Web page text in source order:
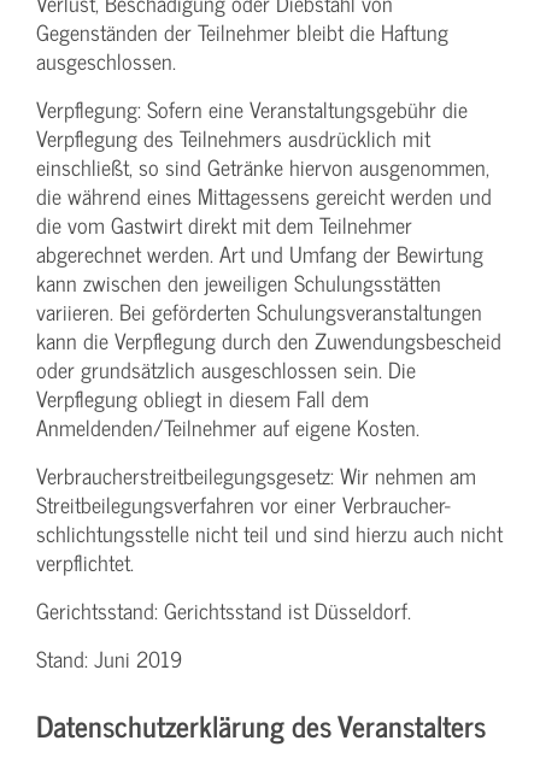
Gegenständen der Teilnehmer bleibt die Haftung
ausgeschlossen.
Verpflegung: Sofern eine Veranstaltungs­gebühr die
Verpflegung des Teilnehmers ausdrücklich mit
einschließt, so sind Getränke hiervon ausgenommen,
die während eines Mittagessens gereicht werden und
die vom Gastwirt direkt mit dem Teilnehmer
abgerechnet werden. Art und Umfang der Bewirtung
kann zwischen den jeweiligen Schulungsstätten
variieren. Bei geförderten Schulungs­veranstaltungen
kann die Verpflegung durch den Zuwendungs­bescheid
oder grundsätzlich ausgeschlossen sein. Die
Verpflegung obliegt in diesem Fall dem
Anmeldenden/­Teilnehmer auf eigene Kosten.
Verbraucher­streitbeilegungs­gesetz: Wir nehmen am
Streit­beilegungs­verfahren vor einer Verbraucher­
schlichtungs­stelle nicht teil und sind hierzu auch nicht
verpflichtet.
Gerichtsstand: Gerichtsstand ist Düsseldorf.
Stand: Juni 2019
Datenschutzerklärung des Veranstalters